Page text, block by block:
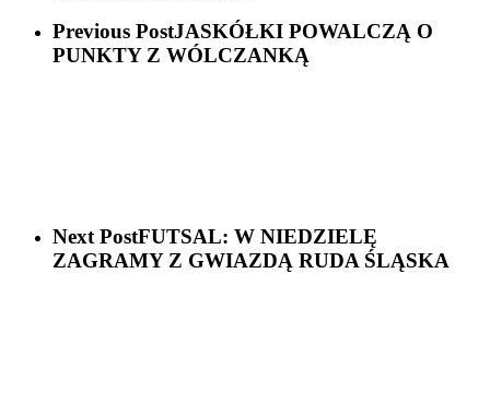
Previous PostJASKÓŁKI POWALCZĄ O
PUNKTY Z WÓLCZANKĄ
Next PostFUTSAL: W NIEDZIELĘ
ZAGRAMY Z GWIAZDĄ RUDA ŚLĄSKA